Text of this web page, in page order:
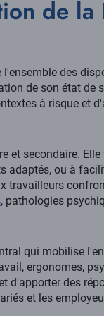
de la
l'ensemble des
de son état de
à risque et
et secondaire.
adaptés, ou à
travailleurs
, pathologies
qui mobilise
ergonomes,
d'apporter des
et les